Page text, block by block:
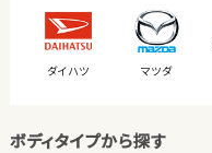
ダイハツ マツダ
ボディタイプから探す